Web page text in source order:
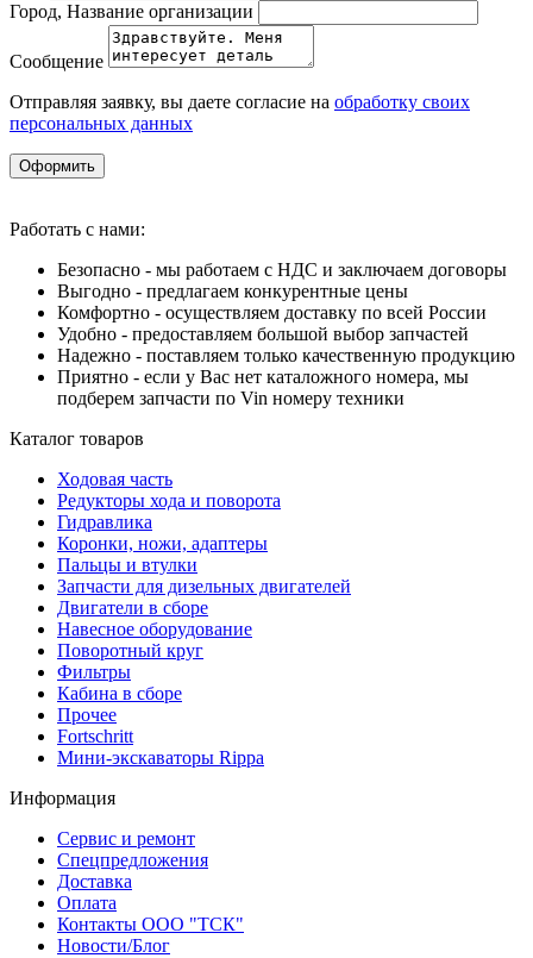
Город, Название организации
Сообщение
Отправляя заявку, вы даете согласие на обработку своих
персональных данных
Оформить
Работать с нами:
Безопасно - мы работаем с НДС и заключаем договоры
Выгодно - предлагаем конкурентные цены
Комфортно - осуществляем доставку по всей России
Удобно - предоставляем большой выбор запчастей
Надежно - поставляем только качественную продукцию
Приятно - если у Вас нет каталожного номера, мы
подберем запчасти по Vin номеру техники
Каталог товаров
Ходовая часть
Редукторы хода и поворота
Гидравлика
Коронки, ножи, адаптеры
Пальцы и втулки
Запчасти для дизельных двигателей
Двигатели в сборе
Навесное оборудование
Поворотный круг
Фильтры
Кабина в сборе
Прочее
Fortschritt
Мини-экскаваторы Rippa
Информация
Сервис и ремонт
Спецпредложения
Доставка
Оплата
Контакты ООО "ТСК"
Новости/Блог